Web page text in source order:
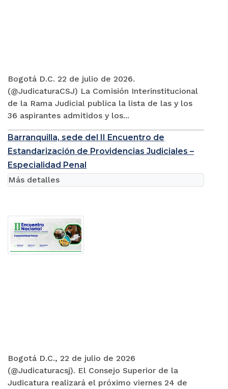
Bogotá D.C. 22 de julio de 2026.
(@JudicaturaCSJ) La Comisión Interinstitucional
de la Rama Judicial publica la lista de las y los
36 aspirantes admitidos y los...
Barranquilla, sede del II Encuentro de
Estandarización de Providencias Judiciales –
Especialidad Penal
Bogotá D.C., 22 de julio de 2026
(@Judicaturacsj). El Consejo Superior de la
Judicatura realizará el próximo viernes 24 de
Más detalles